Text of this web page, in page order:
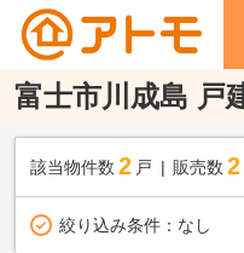
富士市川成島 戸
該当物件数 2 戸 販売数 2
絞り込み条件： なし